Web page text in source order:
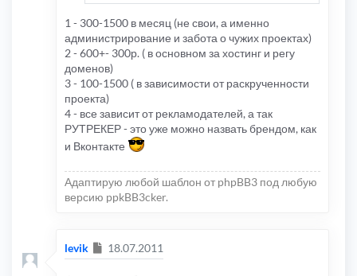
1 - 300-1500 в месяц (не свои, а именно
администрирование и забота о чужих проектах)
2 - 600+- 300р. ( в основном за хостинг и регу
доменов)
3 - 100-1500 ( в зависимости от раскрученности
проекта)
4 - все зависит от рекламодателей, а так
РУТРЕКЕР - это уже можно назвать брендом, как
и Вконтакте
Адаптирую любой шаблон от phpBB3 под любую
версию ppkBB3cker.
levik Сообщение
18.07.2011